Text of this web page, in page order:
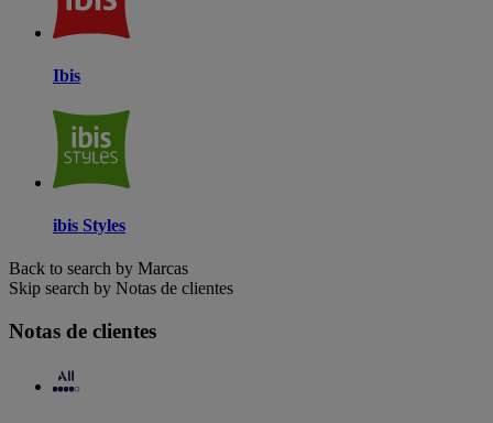
Ibis
ibis Styles
Back to search by Marcas
Skip search by Notas de clientes
Notas de clientes